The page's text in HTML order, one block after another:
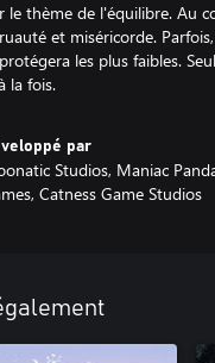
thème de l'équilibre. Au
et miséricorde.
les plus faibles.
la fois.
par
Studios, Maniac
Catness Game Studios